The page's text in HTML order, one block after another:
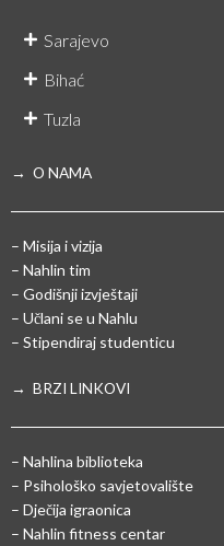
Sarajevo
Bihać
Tuzla
→ O NAMA
– Misija i vizija
– Nahlin tim
– Godišnji izvještaji
– Učlani se u Nahlu
– Stipendiraj studenticu
→ BRZI LINKOVI
– Nahlina biblioteka
– Psihološko savjetovalište
– Dječija igraonica
– Nahlin fitness centar